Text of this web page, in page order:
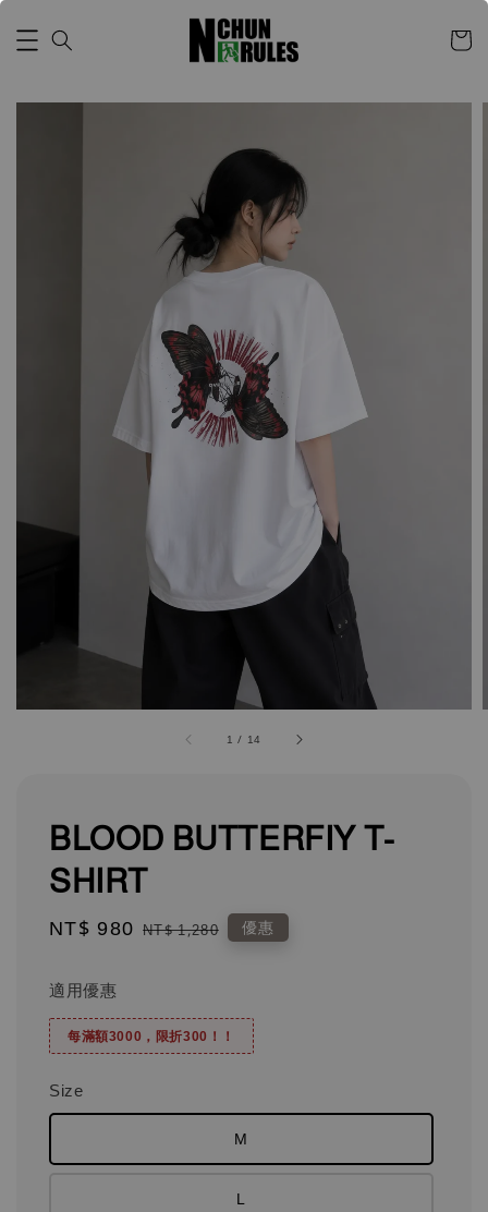
1 / 14
BLOOD BUTTERFIY T-
SHIRT
Sale
NT$ 980 Regular
NT$ 1,280 優惠
適用優惠
每滿額3000，限折300！！
Size
M
L